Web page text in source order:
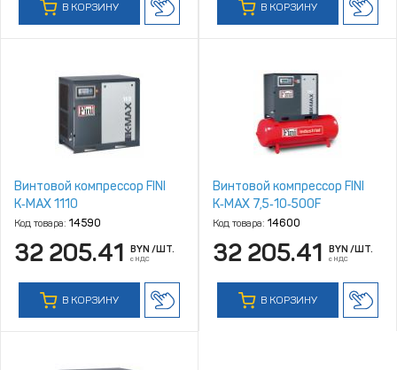
В КОРЗИНУ В КОРЗИНУ
Винтовой компрессор FINI
K‑MAX 1110
Код товара: 14590
32 205.41 BYN /ШТ.
с НДС
В КОРЗИНУ
Винтовой компрессор FINI
K‑MAX 7,5‑10‑500F
Код товара: 14600
32 205.41 BYN /ШТ.
с НДС
В КОРЗИНУ